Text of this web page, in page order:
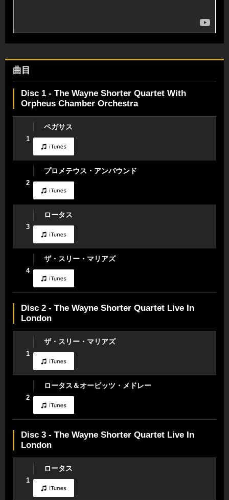
曲目
Disc 1 - The Wayne Shorter Quartet With
Orpheus Chamber Orchestra
1
ペガサス
2
プロメテウス・アンバウンド
3
ロータス
4
ザ・スリー・マリアズ
Disc 2 - The Wayne Shorter Quartet Live In
London
1
ザ・スリー・マリアズ
2
ロータス＆オービッツ・メドレー
Disc 3 - The Wayne Shorter Quartet Live In
London
1
ロータス